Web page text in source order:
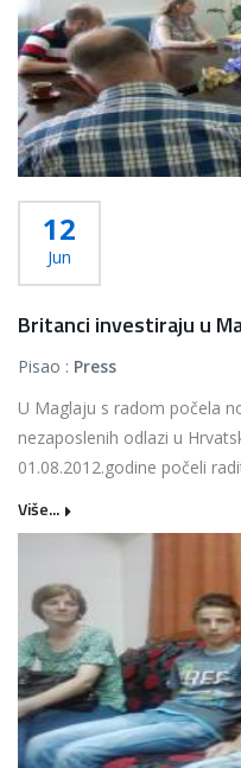
12
Jun
Britanci investiraju u
Pisao : Press
U Maglaju s radom počela
nezaposlenih odlazi u
01.08.2012.godine počeli
Više...